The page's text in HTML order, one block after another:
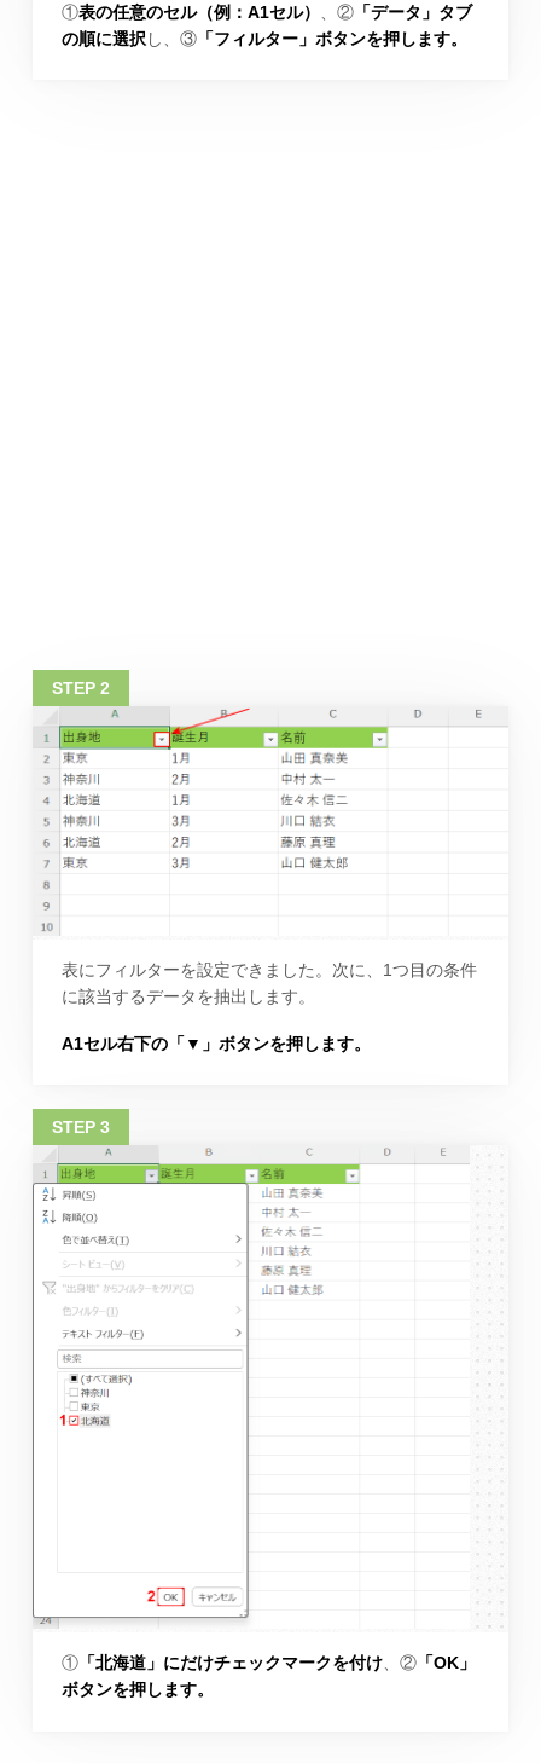
①表の任意のセル（例：A1セル） 、②「データ」タブ
の順に選択 し、③「フィルター」ボタンを押します。
表にフィルターを設定できました。次に、1つ目の条件
に該当するデータを抽出します。
A1セル右下の「▼」ボタンを押します。
①「北海道」にだけチェックマークを付け、②「OK」
ボタンを押します。